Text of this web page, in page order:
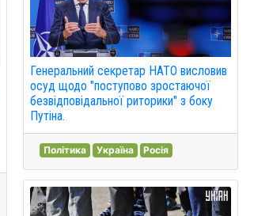
Генеральний секретар НАТО висловив
осуд щодо "поступово зростаючої
безвідповідальної риторики" з боку
Путіна.
Політика Україна Росія